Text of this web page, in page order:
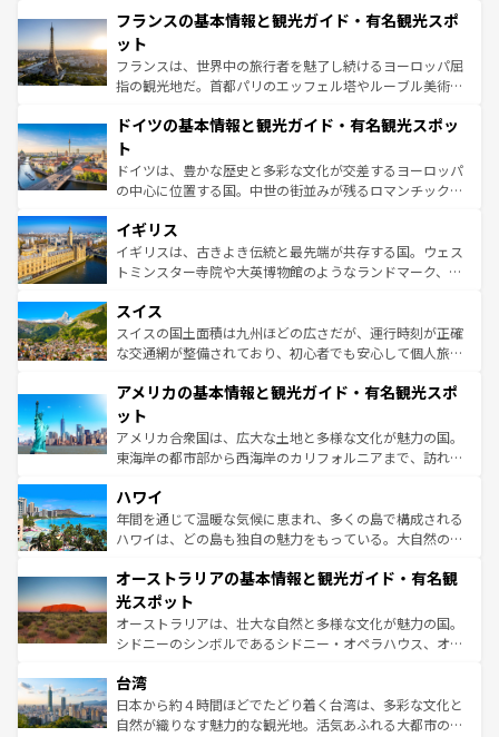
ませてくれるイタリアで、忘れられない旅をしてみよう！
なお、新着のイタリア情報は
しい。
文化が根付くこの国では、情熱的なフラメンコ、熱気あふ
れる闘牛、そして美味しいタパスが生活の一部となってい
る。首都マドリードの洗練された雰囲気や、バルセロナの
アートに溢れた街角から、地方では古代ローマ遺跡や中世
せる。地方によって風土や気候が異なるスペインはその個
ンテンツ一覧 を参照してほしい。
フランスの基本情報と観光ガイド・有名観光スポ
ット
フランスは、世界中の旅行者を魅了し続けるヨーロッパ屈
指の観光地だ。首都パリのエッフェル塔やルーブル美術館
で、幅広い魅力が詰まっている。華麗な宮殿、歴史的な大
聖堂、美しいビーチ、そして豊かな自然が、訪れる者を心
から魅了する。また、フランスは美食の国としても知ら
れ、フランス料理はユネスコ無形文化遺産にも登録されて
香り高いラベンダー畑など、多彩な楽しみ方が可能だ。さ
らに、パリ以外の地域にも魅力が溢れており、どの街角に
も豊かな歴史と文化が息づいている。パリ以外の個性あふ
を参照してほしい。
ドイツの基本情報と観光ガイド・有名観光スポッ
ト
ドイツは、豊かな歴史と多彩な文化が交差するヨーロッパ
の中心に位置する国。中世の街並みが残るロマンチック街
顔を持つこの国は、どこを歩いても飽きることがない。ベ
ルリンの文化的活気、バイエルン州のアルプスの絶景、そ
してライン川沿いのワイン畑といった風景は必見。ビール
は、お酒好きな人にはぜひ体験してほしい。 なお、新着の
ドイツ情報はコンテンツ一覧を参照してほしい。
イギリス
イギリスは、古きよき伝統と最先端が共存する国。ウェス
トミンスター寺院や大英博物館のようなランドマーク、歴
リアごとに異なる魅力がある。また、優雅なアフタヌーン
ティー、ビール好きにはたまらない英国パブ、サッカー観
戦など、本場だからこそできる体験も豊富。イギリスを旅
ンツ一覧を参照してほしい。
スイス
スイスの国土面積は九州ほどの広さだが、運行時刻が正確
な交通網が整備されており、初心者でも安心して個人旅行
の建物がそのまま残る町や、スイスならではのユニークな
博物館もあり、アルプス観光だけでなく町歩きも満喫する
ことができる。国民の所得が高いため物価も高いが、旅行
者向けの交通パス提供のサービスもあり、うまく活用すれ
着のスイス情報は
アメリカの基本情報と観光ガイド・有名観光スポ
ット
アメリカ合衆国は、広大な土地と多様な文化が魅力の国。
東海岸の都市部から西海岸のカリフォルニアまで、訪れる
のような巨大都市は、観光、ショッピング、エンターテイ
ンメントが詰まった刺激的なスポットだ。一方、アメリカ
西部には大自然が広がり、グランドキャニオンやイエロー
部のニューオーリンズでは、音楽と美食が融合した独特の
文化が魅力。旅行者はアメリカの各地域で異なる魅力を楽
しみながら、その多様性と豊かな歴史を感じることができ
るだろう。車でのロードトリップや列車の旅も、アメリカ
情報は
ハワイ
年間を通じて温暖な気候に恵まれ、多くの島で構成される
ハワイは、どの島も独自の魅力をもっている。大自然の神
ワイ島は見逃せない。また、定番の観光地といえばオアフ
島だが、静かな自然を求めるならマウイ島やカウアイ島が
おすすめ。エメラルドグリーンに輝く海をはじめ、豊かな
文化や歴史が息づいている。「アロハスピリット」と呼ば
人々、おいしいローカルフードやハワイアンミュージッ
ク、伝統的なフラダンスなど、すべてがハワイの魅力を彩
っている。訪れるたびに新しい発見と感動が待っているハ
オーストラリアの基本情報と観光ガイド・有名観
光スポット
オーストラリアは、壮大な自然と多様な文化が魅力の国。
シドニーのシンボルであるシドニー・オペラハウス、オー
リアリーフや大陸中央部にそびえるウルル（エアーズロッ
ク）、タスマニアの美しい原生林やケアンズの熱帯雨林な
ど、見どころがたくさん。また、カフェやワイン、オージ
台湾
日本から約４時間ほどでたどり着く台湾は、多彩な文化と
自然が織りなす魅力的な観光地。活気あふれる大都市の台